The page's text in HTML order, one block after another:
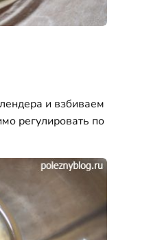
и взбиваем
регулировать по